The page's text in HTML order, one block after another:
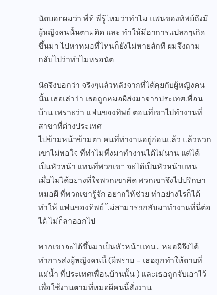
นัตบอกผมว่า พี่ที พี่รู้ไหมว่าทำไม แฟนของทิพย์ถึงมี
ผู้หญิงคนนั้นตามติด และ ทำให้มีอาการแปลกๆเกิด
ขึ้นมา ไปหาหมอที่ไหนก็ยังไม่หายสักที ผมจึงถาม
กลับไปว่าทำไมหรอนัต
นัตจึงบอกว่า จริงๆแล้วหลังจากที่ได้คุยกับผู้หญิงคน
นั้น เธอเล่าว่า เธอถูกหมอผีส่งมาจากประเทศเพื่อน
บ้าน เพราะว่า แฟนของทิพย์ ตอนที่เขาไปทำงานที่
สาขาที่ต่างประเทศ
ไปข้ามหน้าข้ามตา คนที่ทำงานอยู่ก่อนแล้ว แล้วพวก
เขาไม่พอใจ ที่ทำไมพึ่งมาทำงานได้ไม่นาน แต่ได้
เป็นหัวหน้า แทนที่พวกเขา จะได้เป็นหัวหน้าแทน
เมื่อไม่ได้อย่างที่ใจพวกเขาคิด พวกเขาจึงไปปรึกษา
หมอผี ที่พวกเขารู้จัก อยากให้ช่วย ทำอย่างไรก็ได้
ทำให้ แฟนของทิพย์ ไม่สามารถกลับมาทำงานที่นี่ต่อ
ได้ ไม่ก็ลาออกไป
พวกเขาจะได้ขึ้นมาเป็นหัวหน้าแทน… หมอผีจึงได้
ทำการส่งผู้หญิงคนนี้ (ผีพราย – เธอถูกทำให้ตายที่
แม่น้ำ ที่ประเทศเพื่อนบ้านนั้น ) และเธอถูกจับเอาไว้
เพื่อใช้งานตามที่หมอผีคนนี้สั่งงาน